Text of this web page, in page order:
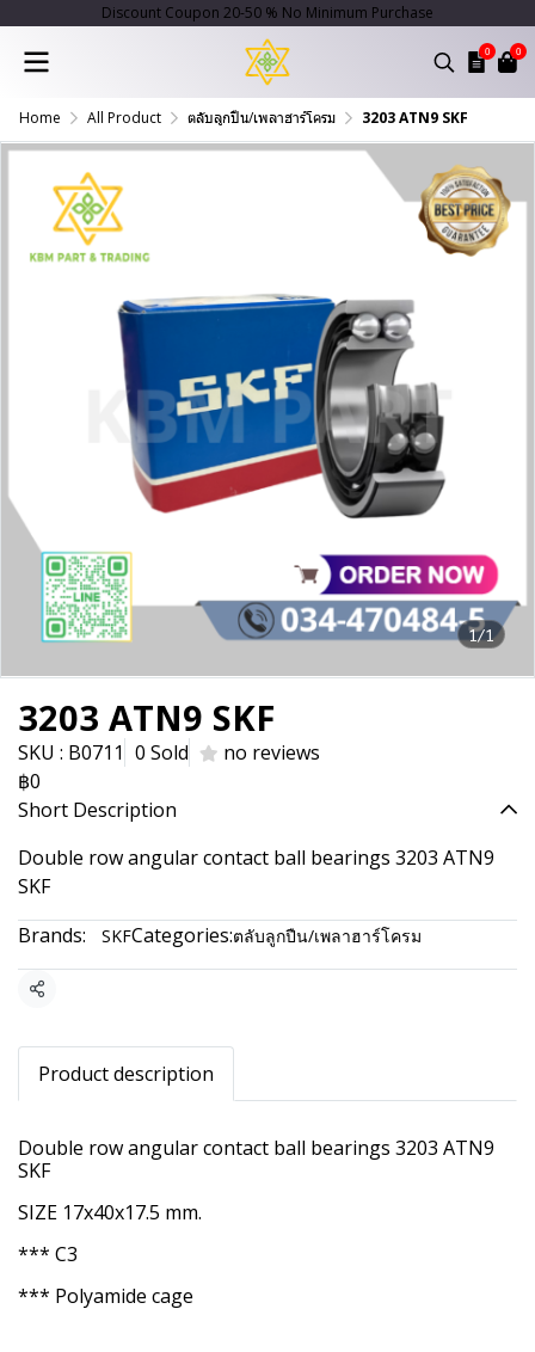
Discount Coupon 20-50 % No Minimum Purchase
0 0
Home All Product ตลับลูกปืน/เพลาฮาร์โครม 3203 ATN9 SKF
1/1
3203 ATN9 SKF
SKU : B0711 0 Sold
no reviews
฿0
Short Description
Double row angular contact ball bearings 3203 ATN9
SKF
Brands:
SKFCategories:ตลับลูกปืน/เพลาฮาร์โครม
Share
Product description
Double row angular contact ball bearings 3203 ATN9
SKF
SIZE 17x40x17.5 mm.
*** C3
*** Polyamide cage